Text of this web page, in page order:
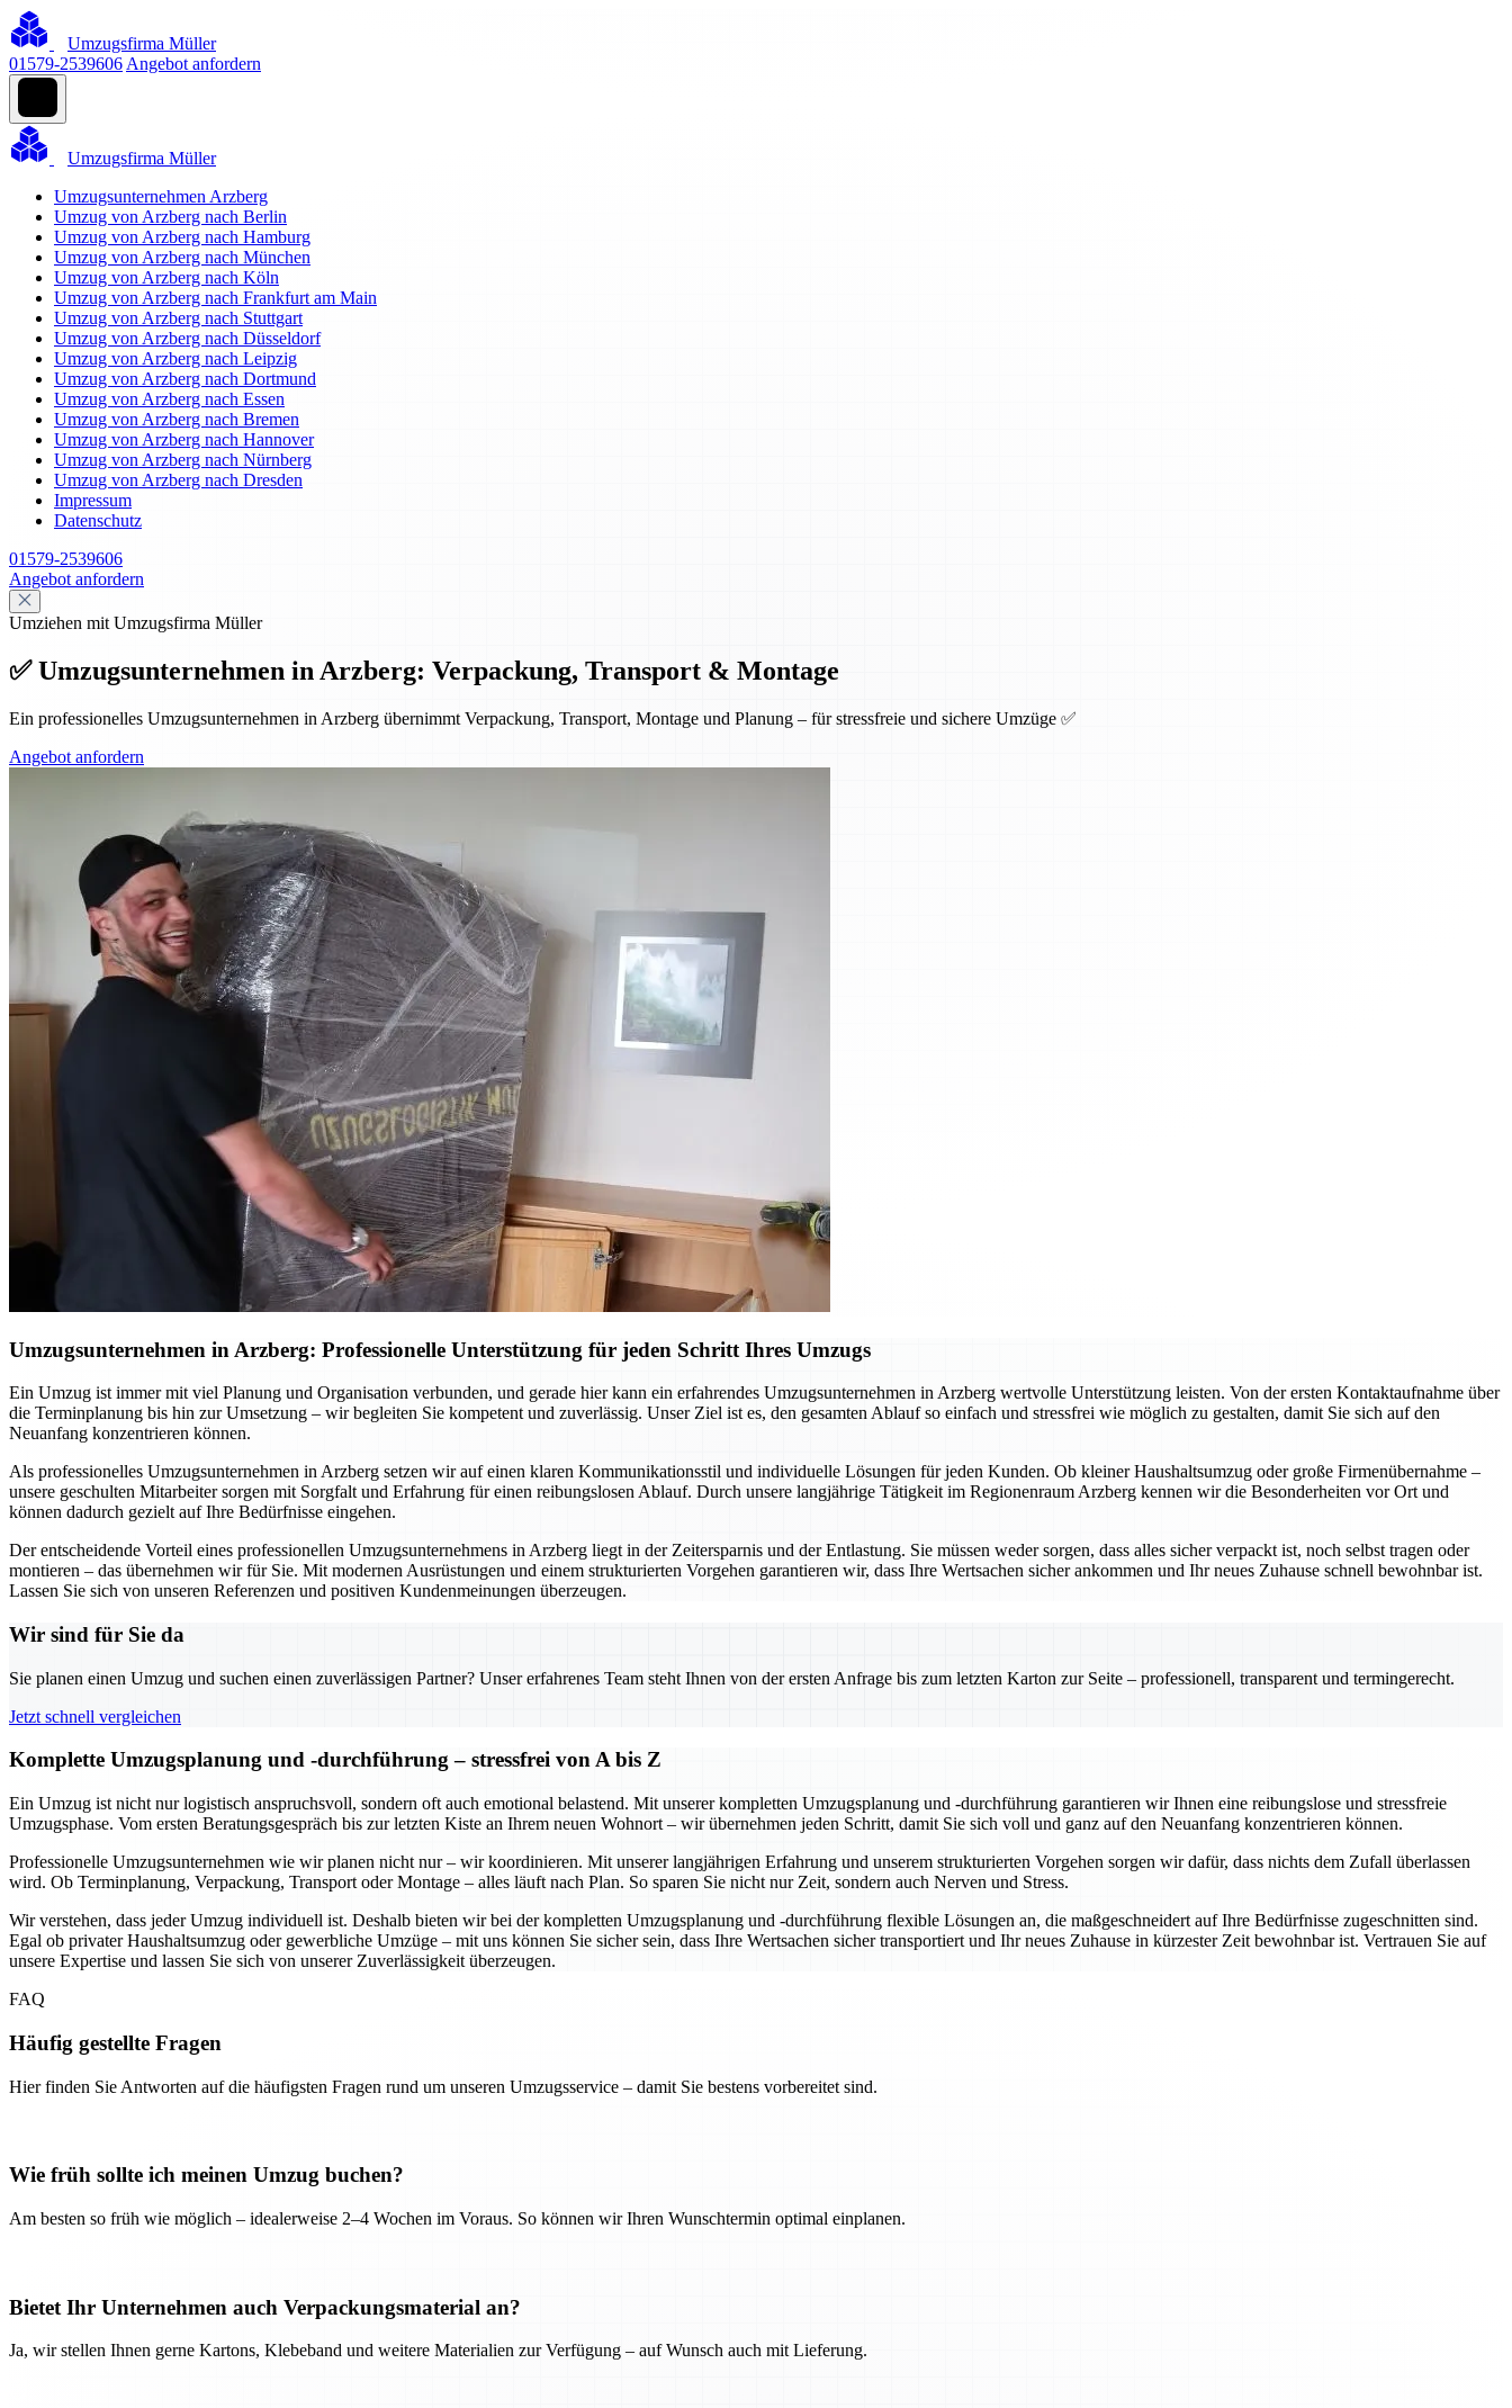
Umzugsfirma Müller
01579-2539606 Angebot anfordern
Umzugsfirma Müller
Umzugsunternehmen Arzberg
Umzug von Arzberg nach Berlin
Umzug von Arzberg nach Hamburg
Umzug von Arzberg nach München
Umzug von Arzberg nach Köln
Umzug von Arzberg nach Frankfurt am Main
Umzug von Arzberg nach Stuttgart
Umzug von Arzberg nach Düsseldorf
Umzug von Arzberg nach Leipzig
Umzug von Arzberg nach Dortmund
Umzug von Arzberg nach Essen
Umzug von Arzberg nach Bremen
Umzug von Arzberg nach Hannover
Umzug von Arzberg nach Nürnberg
Umzug von Arzberg nach Dresden
Impressum
Datenschutz
01579-2539606
Angebot anfordern
Umziehen mit Umzugsfirma Müller
✅ Umzugsunternehmen in Arzberg: Verpackung, Transport & Montage
Ein professionelles Umzugsunternehmen in Arzberg übernimmt Verpackung, Transport, Montage und Planung – für stressfreie und sichere Umzüge ✅
Angebot anfordern
Umzugsunternehmen in Arzberg: Professionelle Unterstützung für jeden Schritt Ihres Umzugs
Ein Umzug ist immer mit viel Planung und Organisation verbunden, und gerade hier kann ein erfahrendes Umzugsunternehmen in Arzberg wertvolle Unterstützung leisten. Von der ersten Kontaktaufnahme über
die Terminplanung bis hin zur Umsetzung – wir begleiten Sie kompetent und zuverlässig. Unser Ziel ist es, den gesamten Ablauf so einfach und stressfrei wie möglich zu gestalten, damit Sie sich auf den
Neuanfang konzentrieren können.
Als professionelles Umzugsunternehmen in Arzberg setzen wir auf einen klaren Kommunikationsstil und individuelle Lösungen für jeden Kunden. Ob kleiner Haushaltsumzug oder große Firmenübernahme –
unsere geschulten Mitarbeiter sorgen mit Sorgfalt und Erfahrung für einen reibungslosen Ablauf. Durch unsere langjährige Tätigkeit im Regionenraum Arzberg kennen wir die Besonderheiten vor Ort und
können dadurch gezielt auf Ihre Bedürfnisse eingehen.
Der entscheidende Vorteil eines professionellen Umzugsunternehmens in Arzberg liegt in der Zeitersparnis und der Entlastung. Sie müssen weder sorgen, dass alles sicher verpackt ist, noch selbst tragen oder
montieren – das übernehmen wir für Sie. Mit modernen Ausrüstungen und einem strukturierten Vorgehen garantieren wir, dass Ihre Wertsachen sicher ankommen und Ihr neues Zuhause schnell bewohnbar ist.
Lassen Sie sich von unseren Referenzen und positiven Kundenmeinungen überzeugen.
Wir sind für Sie da
Sie planen einen Umzug und suchen einen zuverlässigen Partner? Unser erfahrenes Team steht Ihnen von der ersten Anfrage bis zum letzten Karton zur Seite – professionell, transparent und termingerecht.
Jetzt schnell vergleichen
Komplette Umzugsplanung und -durchführung – stressfrei von A bis Z
Ein Umzug ist nicht nur logistisch anspruchsvoll, sondern oft auch emotional belastend. Mit unserer kompletten Umzugsplanung und -durchführung garantieren wir Ihnen eine reibungslose und stressfreie
Umzugsphase. Vom ersten Beratungsgespräch bis zur letzten Kiste an Ihrem neuen Wohnort – wir übernehmen jeden Schritt, damit Sie sich voll und ganz auf den Neuanfang konzentrieren können.
Professionelle Umzugsunternehmen wie wir planen nicht nur – wir koordinieren. Mit unserer langjährigen Erfahrung und unserem strukturierten Vorgehen sorgen wir dafür, dass nichts dem Zufall überlassen
wird. Ob Terminplanung, Verpackung, Transport oder Montage – alles läuft nach Plan. So sparen Sie nicht nur Zeit, sondern auch Nerven und Stress.
Wir verstehen, dass jeder Umzug individuell ist. Deshalb bieten wir bei der kompletten Umzugsplanung und -durchführung flexible Lösungen an, die maßgeschneidert auf Ihre Bedürfnisse zugeschnitten sind.
Egal ob privater Haushaltsumzug oder gewerbliche Umzüge – mit uns können Sie sicher sein, dass Ihre Wertsachen sicher transportiert und Ihr neues Zuhause in kürzester Zeit bewohnbar ist. Vertrauen Sie auf
unsere Expertise und lassen Sie sich von unserer Zuverlässigkeit überzeugen.
FAQ
Häufig gestellte Fragen
Hier finden Sie Antworten auf die häufigsten Fragen rund um unseren Umzugsservice – damit Sie bestens vorbereitet sind.
Wie früh sollte ich meinen Umzug buchen?
Am besten so früh wie möglich – idealerweise 2–4 Wochen im Voraus. So können wir Ihren Wunschtermin optimal einplanen.
Bietet Ihr Unternehmen auch Verpackungsmaterial an?
Ja, wir stellen Ihnen gerne Kartons, Klebeband und weitere Materialien zur Verfügung – auf Wunsch auch mit Lieferung.